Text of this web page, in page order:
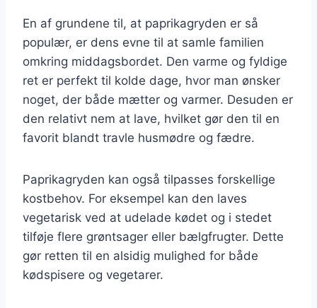
En af grundene til, at paprikagryden er så
populær, er dens evne til at samle familien
omkring middagsbordet. Den varme og fyldige
ret er perfekt til kolde dage, hvor man ønsker
noget, der både mætter og varmer. Desuden er
den relativt nem at lave, hvilket gør den til en
favorit blandt travle husmødre og fædre.
Paprikagryden kan også tilpasses forskellige
kostbehov. For eksempel kan den laves
vegetarisk ved at udelade kødet og i stedet
tilføje flere grøntsager eller bælgfrugter. Dette
gør retten til en alsidig mulighed for både
kødspisere og vegetarer.